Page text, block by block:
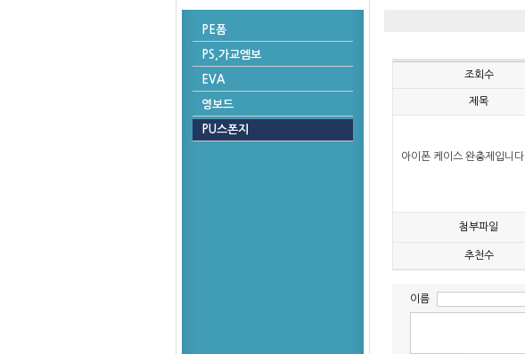
PE폼
PS,가교엠보
EVA
영보드
PU스폰지
조회수
제목
아이폰 케이스 완충제입니다.
첨부파일
추천수
이름